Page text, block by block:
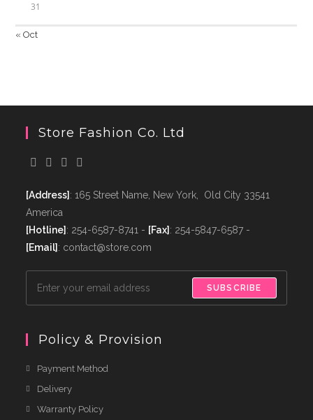
31
« Oct
Store Fashion Co. Ltd
[Address] : 165 Street Name, New York, Old City 33541
America
[Hotline] : 254-6587-8741 - [Fax] : 254-5847-6587 -
[Email] : contact@store.com
SUBSCRIBE
Policy & Provision
Payment Method
Delivery
Warranty Policy